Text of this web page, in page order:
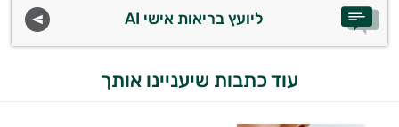
ליועץ בריאות אישי AI
עוד כתבות שיעניינו אותך